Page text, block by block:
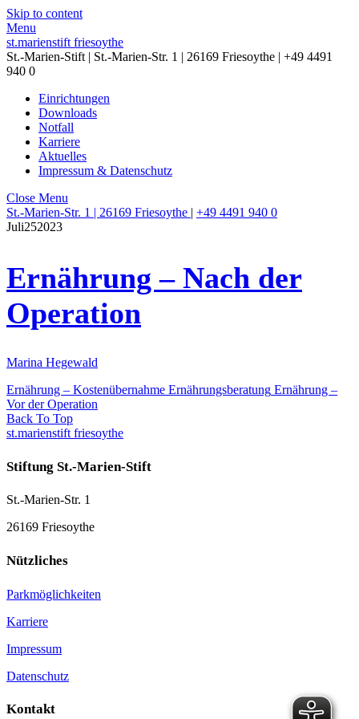
Skip to content
Menu
st.marienstift friesoythe
St.-Marien-Stift | St.-Marien-Str. 1 | 26169 Friesoythe | +49 4491
940 0
Einrichtungen
Downloads
Notfall
Karriere
Aktuelles
Impressum & Datenschutz
Close Menu
St.-Marien-Str. 1 | 26169 Friesoythe | +49 4491 940 0
Juli252023
Ernährung – Nach der
Operation
Marina Hegewald
Ernährung – Kostenübernahme Ernährungsberatung Ernährung –
Vor der Operation
Back To Top
st.marienstift friesoythe
Stiftung St.-Marien-Stift
St.-Marien-Str. 1
26169 Friesoythe
Nützliches
Parkmöglichkeiten
Karriere
Impressum
Datenschutz
Kontakt